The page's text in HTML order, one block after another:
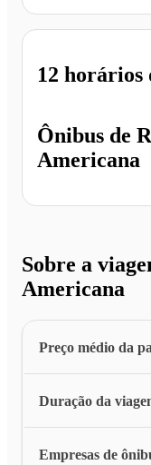
Ônibus de
Americana
12 horários
Sobre a
Americana
Preço médio da
Duração da
Empresas de